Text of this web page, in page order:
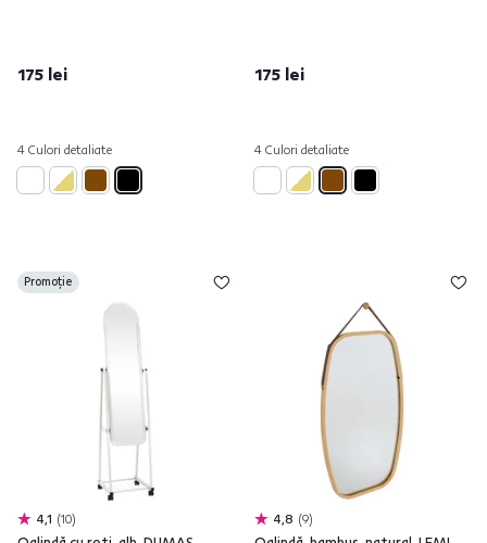
175 lei
4 Culori detaliate
175 lei
4 Culori detaliate
Promoție
4,1 10 4,8 9